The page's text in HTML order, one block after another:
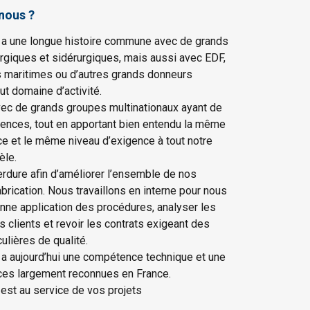
?
une longue histoire commune avec de grands
et sidérurgiques, mais aussi avec EDF,
ou d’autres grands donneurs
domaine d’activité.
de grands groupes multinationaux ayant de
tout en apportant bien entendu la même
et le même niveau d’exigence à tout notre
afin d’améliorer l’ensemble de nos
Nous travaillons en interne pour nous
application des procédures, analyser les
clients et revoir les contrats exigeant des
de qualité.
aujourd’hui une compétence technique et une
largement reconnues en France.
au service de vos projets